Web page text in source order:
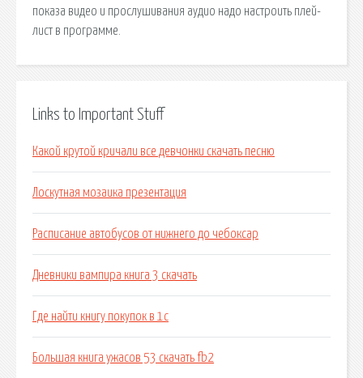
показа видео и прослушивания аудио надо настроить плей-
лист в программе.
Links to Important Stuff
Какой крутой кричали все девчонки скачать песню
Лоскутная мозаика презентация
Расписание автобусов от нижнего до чебоксар
Дневники вампира книга 3 скачать
Где найти книгу покупок в 1с
Большая книга ужасов 53 скачать fb2